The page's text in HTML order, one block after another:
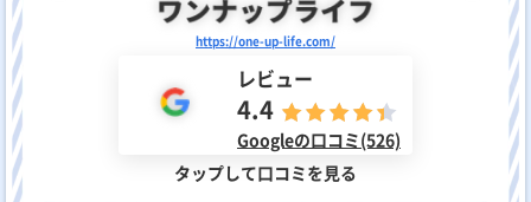
https://one-up-life.com/
レビュー
4.4
Googleの口コミ(526)
タップして口コミを見る